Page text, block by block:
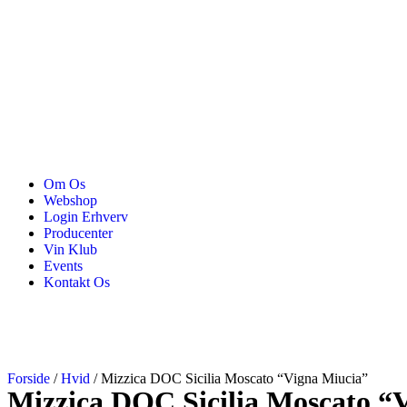
Om Os
Webshop
Login Erhverv
Producenter
Vin Klub
Events
Kontakt Os
Forside /Hvid / Mizzica DOC Sicilia Moscato “Vigna Miucia”